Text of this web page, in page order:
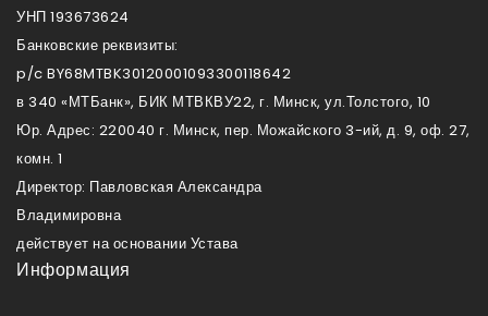
УНП 193673624
Банковские реквизиты:
p/c BY68MTBK30120001093300118642
в 340 «МТБанк», БИК МТВКВУ22, г. Минск, ул.Толстого, 10
Юр. Адрес: 220040 г. Минск, пер. Можайского 3-ий, д. 9, оф. 27,
комн. 1
Директор: Павловская Александра
Владимировна
действует на основании Устава
Информация